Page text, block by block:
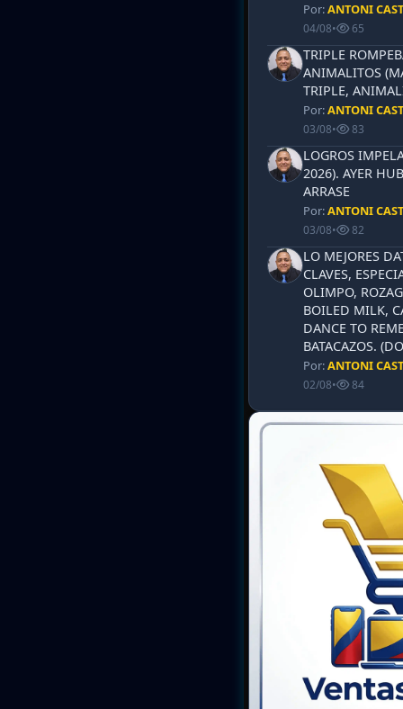
Por:ANTONI
04/08• 65
TRIPLE
ANIMALITOS
TRIPLE,
Por:ANTONI
03/08• 83
LOGROS
2026). AYER
ARRASE
Por:ANTONI
03/08• 82
LO MEJORES
CLAVES,
OLIMPO,
BOILED MILK,
DANCE TO
BATACAZOS.
Por:ANTONI
02/08• 84